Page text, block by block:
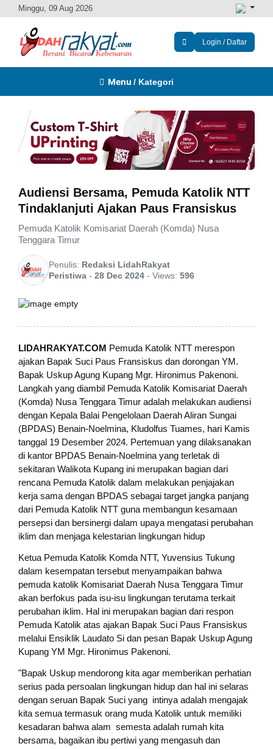
Minggu, 09 Aug 2026
Login / Daftar
Menu / Kategori
Audiensi Bersama, Pemuda Katolik NTT
Tindaklanjuti Ajakan Paus Fransiskus
Pemuda Katolik Komisariat Daerah (Komda) Nusa
Tenggara Timur
Penulis: Redaksi LidahRakyat
Peristiwa - 28 Dec 2024 - Views: 596
LIDAHRAKYAT.COM Pemuda Katolik NTT merespon
ajakan Bapak Suci Paus Fransiskus dan dorongan YM.
Bapak Uskup Agung Kupang Mgr. Hironimus Pakenoni.
Langkah yang diambil Pemuda Katolik Komisariat Daerah
(Komda) Nusa Tenggara Timur adalah melakukan audiensi
dengan Kepala Balai Pengelolaan Daerah Aliran Sungai
(BPDAS) Benain-Noelmina, Kludolfus Tuames, hari Kamis
tanggal 19 Desember 2024. Pertemuan yang dilaksanakan
di kantor BPDAS Benain-Noelmina yang terletak di
sekitaran Walikota Kupang ini merupakan bagian dari
rencana Pemuda Katolik dalam melakukan penjajakan
kerja sama dengan BPDAS sebagai target jangka panjang
dari Pemuda Katolik NTT guna membangun kesamaan
persepsi dan bersinergi dalam upaya mengatasi perubahan
iklim dan menjaga kelestarian lingkungan hidup
Ketua Pemuda Katolik Komda NTT, Yuvensius Tukung
dalam kesempatan tersebut menyampaikan bahwa
pemuda katolik Komisariat Daerah Nusa Tenggara Timur
akan berfokus pada isu-isu lingkungan terutama terkait
perubahan iklim. Hal ini merupakan bagian dari respon
Pemuda Katolik atas ajakan Bapak Suci Paus Fransiskus
melalui Ensiklik Laudato Si dan pesan Bapak Uskup Agung
Kupang YM Mgr. Hironimus Pakenoni.
"Bapak Uskup mendorong kita agar memberikan perhatian
serius pada persoalan lingkungan hidup dan hal ini selaras
dengan seruan Bapak Suci yang intinya adalah mengajak
kita semua termasuk orang muda Katolik untuk memiliki
kesadaran bahwa alam semesta adalah rumah kita
bersama, bagaikan ibu pertiwi yang mengasuh dan